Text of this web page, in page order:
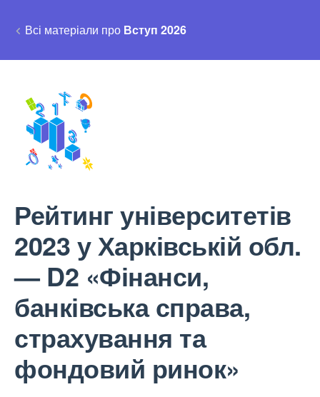
Всі матеріали про Вступ 2026
Рейтинг університетів
2023 у Харківській обл.
— D2 «Фінанси,
банківська справа,
страхування та
фондовий ринок»